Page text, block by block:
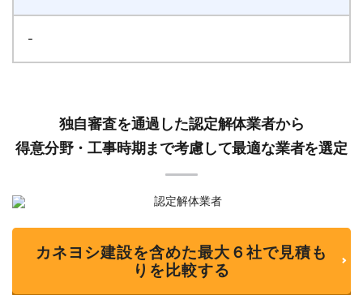
-
独自審査を通過した認定解体業者から
得意分野・工事時期まで考慮して最適な業者を選定
カネヨシ建設を含めた最大６社で見積も
りを比較する